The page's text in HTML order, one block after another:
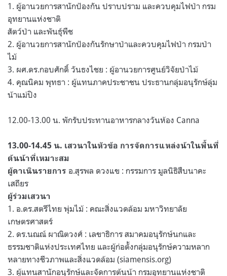
1. ผู้อานวยการสานักป้องกัน ปราบปราม และควบคุมไฟป่า กรม
อุทยานแห่งชาติ
สัตว์ป่า และพันธุ์พืช
2. ผู้อานวยการสานักป้องกันรักษาป่าและควบคุมไฟป่า กรมป่า
ไม้
3. ผศ.ดร.กอบศักดิ์ วันธงไชย : ผู้อานวยการศูนย์วิจัยป่าไม้
4. คุณนิคม พุทธา : ผู้แทนภาคประชาชน ประธานกลุ่มอนุรักษ์ลุ่ม
น้าแม่ปิง
12.00-13.00 น. พักรับประทานอาหารกลางวันห้อง Canna
13.00-14.45 น. เสวนาในหัวข้อ การจัดการแหล่งน้าในพื้นที่
ต้นน้าที่เหมาะสม
ผู้ดาเนินรายการ อ.สุรพล ดวงแข : กรรมการ มูลนิธิสืบนาคะ
เสถียร
ผู้ร่วมเสวนา
1. อ.ดร.สตรีไทย พุ่มไม้ : คณะสิ่งแวดล้อม มหาวิทยาลัย
เกษตรศาสตร์
2. ดร.นณณ์ ผาณิตวงศ์ : เลขาธิการ สมาคมอนุรักษ์นกและ
ธรรมชาติแห่งประเทศไทย และผู้ก่อตั้งกลุ่มอนุรักษ์ความหลาก
หลายทางชีวภาพและสิ่งแวดล้อม (siamensis.org)
3. ผู้แทนสานักอนุรักษ์และจัดการต้นน้า กรมอุทยานแห่งชาติ